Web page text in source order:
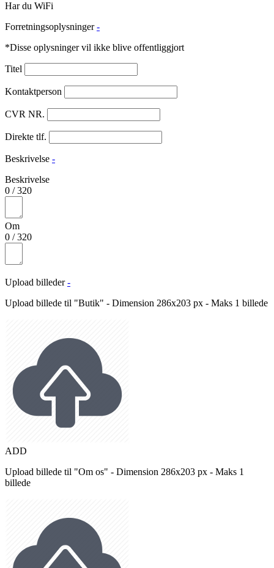
Har du WiFi
Forretningsoplysninger -
*Disse oplysninger vil ikke blive offentliggjort
Titel
Kontaktperson
CVR NR.
Direkte tlf.
Beskrivelse -
Beskrivelse
0 /320
Om
0 /320
Upload billeder -
Upload billede til "Butik" - Dimension 286x203 px - Maks 1 billede
ADD
Upload billede til "Om os" - Dimension 286x203 px - Maks 1
billede